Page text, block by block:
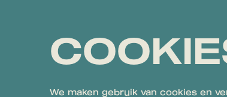
We maken gebruik van cookies en